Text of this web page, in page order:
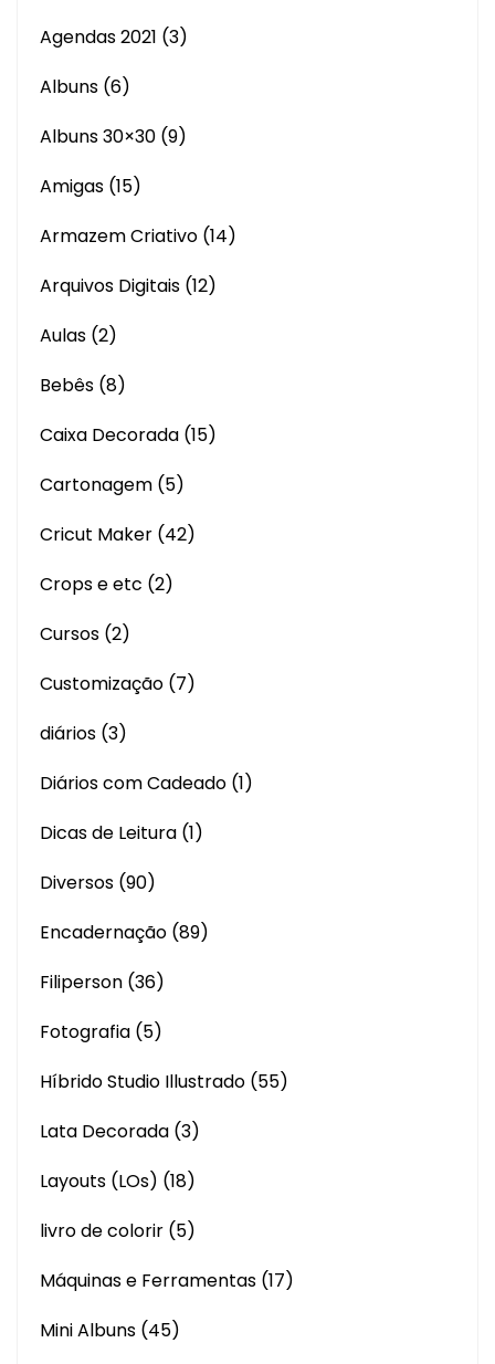
Agendas 2021 (3)
Albuns (6)
Albuns 30×30 (9)
Amigas (15)
Armazem Criativo (14)
Arquivos Digitais (12)
Aulas (2)
Bebês (8)
Caixa Decorada (15)
Cartonagem (5)
Cricut Maker (42)
Crops e etc (2)
Cursos (2)
Customização (7)
diários (3)
Diários com Cadeado (1)
Dicas de Leitura (1)
Diversos (90)
Encadernação (89)
Filiperson (36)
Fotografia (5)
Híbrido Studio Illustrado (55)
Lata Decorada (3)
Layouts (LOs) (18)
livro de colorir (5)
Máquinas e Ferramentas (17)
Mini Albuns (45)